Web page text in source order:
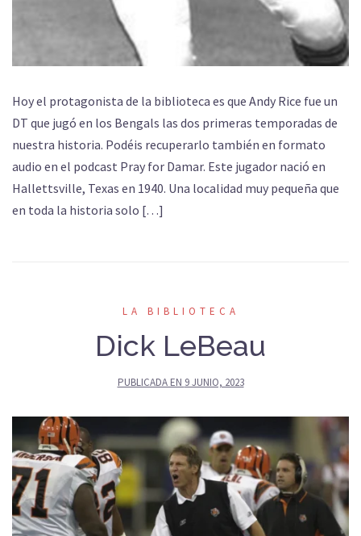
Hoy el protagonista de la biblioteca es que Andy Rice fue un
DT que jugó en los Bengals las dos primeras temporadas de
nuestra historia. Podéis recuperarlo también en formato
audio en el podcast Pray for Damar. Este jugador nació en
Hallettsville, Texas en 1940. Una localidad muy pequeña que
en toda la historia solo […]
LA BIBLIOTECA
Dick LeBeau
PUBLICADA EN 9 JUNIO, 2023